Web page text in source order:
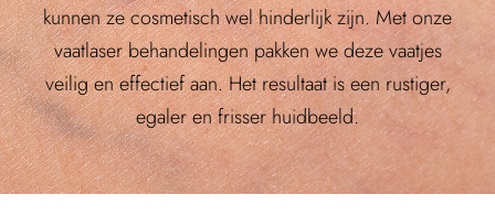
kunnen ze cosmetisch wel hinderlijk zijn. Met onze
vaatlaser behandelingen pakken we deze vaatjes
veilig en effectief aan. Het resultaat is een rustiger,
egaler en frisser huidbeeld.